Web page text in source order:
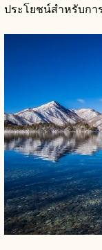
ประโยชน์สำหรับกา